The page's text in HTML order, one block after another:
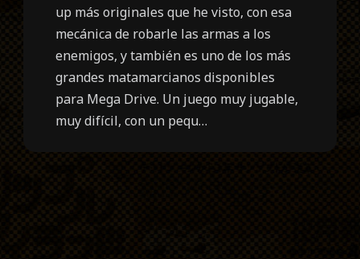
up más originales que he visto, con esa
mecánica de robarle las armas a los
enemigos, y también es uno de los más
grandes matamarcianos disponibles
para Mega Drive. Un juego muy jugable,
muy difícil, con un pequ…